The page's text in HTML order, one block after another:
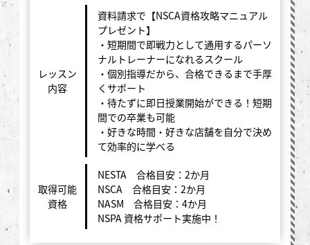
レッスン
内容
資料請求で【NSCA資格攻略マニュアル
プレゼント】
・短期間で即戦力として通用するパーソ
ナルトレーナーになれるスクール
・個別指導だから、合格できるまで手厚
くサポート
・待たずに即日授業開始ができる！短期
間での卒業も可能
・好きな時間・好きな店舗を自分で決め
て効率的に学べる
取得可能
資格
NESTA 合格目安：2か月
NSCA 合格目安：2か月
NASM 合格目安：4か月
NSPA 資格サポート実施中！